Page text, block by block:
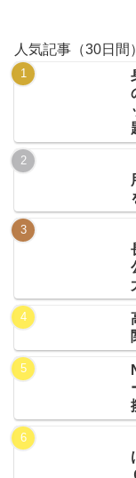
人気記事（30日間）